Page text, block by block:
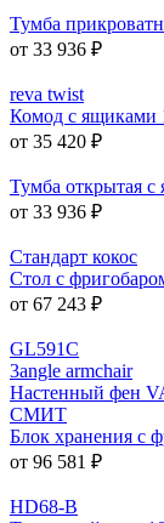
Тумба
от 33 936 ₽
reva twist
Комод с ящиками
от 35 420 ₽
Тумба открытая
от 33 936 ₽
Стандарт кокос
Стол с
от 67 243 ₽
GL591C
3angle armchair
Настенный фен
СМИТ
Блок хранения с
от 96 581 ₽
HD68-B